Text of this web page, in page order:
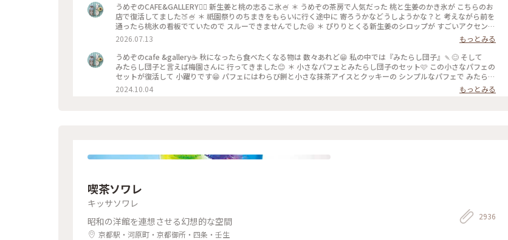
うめぞのCAFE&GALLERY🏳️‍🌈 新生姜と桃の志るこ氷🍧 ＊ うめぞの茶房で人気だった 桃と生姜のかき氷が こちらのお
店で復活してました🍑🍧 ＊ 祇園祭りのちまきをもらいに行く途中に 寄ろうかなどうしようかな？と 考えながら前を
通ったら桃氷の看板でていたので スルーできませんでした😆 ＊ ぴりりとくる新生姜のシロップが すごいアクセント
になって🫚 合間合間にみずみずしい桃のスライスを いただきます🍑 ちょっと見えづらいですが 中にはもっちり白玉
と そしてこし餡が入っているので 最後には、しるこ氷としていただきました😊 ＊ 人気かき氷だけに🍧 私が最後の
一杯だったようで 注文したあとにすぐに看板が引き上げられました💦 後からくる人くる人残念がっておられたので
（先注文のレジ横の席でした） 暑い中を目当てに来て🍑なかった時の衝撃を 考えたら、食べられて本当に幸せでし
た😊 ＊ ギャラリーでは風鈴展が🎐 陶器のブルーのかわいい風鈴たちでした😊 #京都カフェ #かき氷 #桃活 #うめ
2026.07.13
もっとみる
うめぞのcafe &gallery☕️ 秋になったら食べたくなる物は 数々あれど😁 私の中では『みたらし団子』🍡😊 そして
みたらし団子と言えば梅園さんに 行ってきました😊 ＊ 小さなパフェとみたらし団子のセット🩷 この小さなパフェの
セットが復活して 小躍りです😁 パフェにはわらび餅と小さな抹茶アイスとクッキーの シンプルなパフェで みたらし
団子な合間に食べると 相乗効果でとっても美味しいです😊 もちもちで焦げ目が香ばしい 蜜がたっぷりのみたらし団
子はやっぱり 美味しかったです🩷 ＊ 投稿の度に言っているような気もしますが 同じ梅園さんでも三条店は行列出来
2024.10.04 もっとみる
喫茶ソワレ
キッサソワレ
昭和の洋館を連想させる幻想的な空間
京都駅・河原町・京都御所・四条・壬生
2936